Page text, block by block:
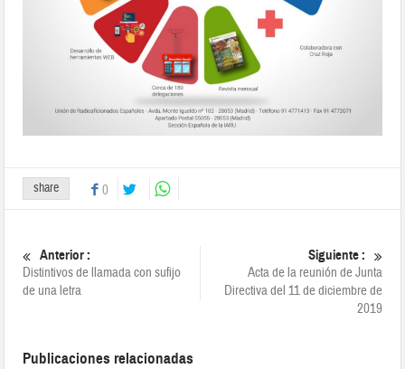
share 0
Anterior :
Distintivos de llamada con sufijo
de una letra
Siguiente :
Acta de la reunión de Junta
Directiva del 11 de diciembre de
2019
Publicaciones relacionadas